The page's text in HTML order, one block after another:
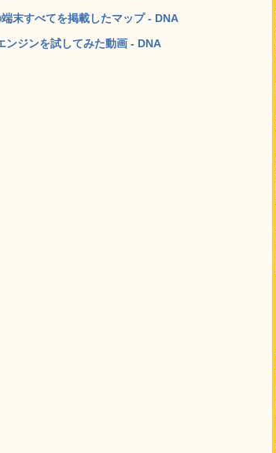
末すべてを掲載したマップ - DNA
ジンを試してみた動画 - DNA